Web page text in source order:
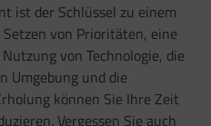
ist der Schlüssel zu einem
von Prioritäten, eine
von Technologie, die
Umgebung und die
können Sie Ihre Zeit
Vergessen Sie auch